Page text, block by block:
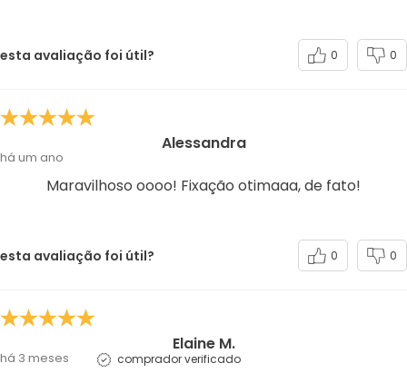
esta avaliação foi útil? 0 0
Alessandra
há um ano
Maravilhoso oooo! Fixação otimaaa, de fato!
esta avaliação foi útil? 0 0
Elaine M.
há 3 meses comprador verificado